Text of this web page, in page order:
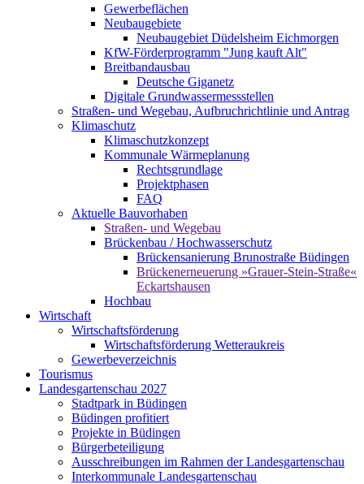
Gewerbeflächen
Neubaugebiete
Neubaugebiet Düdelsheim Eichmorgen
KfW-Förderprogramm "Jung kauft Alt"
Breitbandausbau
Deutsche Giganetz
Digitale Grundwassermessstellen
Straßen- und Wegebau, Aufbruchrichtlinie und Antrag
Klimaschutz
Klimaschutzkonzept
Kommunale Wärmeplanung
Rechtsgrundlage
Projektphasen
FAQ
Aktuelle Bauvorhaben
Straßen- und Wegebau
Brückenbau / Hochwasserschutz
Brückensanierung Brunostraße Büdingen
Brückenerneuerung »Grauer-Stein-Straße«
Eckartshausen
Hochbau
Wirtschaft
Wirtschaftsförderung
Wirtschaftsförderung Wetteraukreis
Gewerbeverzeichnis
Tourismus
Landesgartenschau 2027
Stadtpark in Büdingen
Büdingen profitiert
Projekte in Büdingen
Bürgerbeteiligung
Ausschreibungen im Rahmen der Landesgartenschau
Interkommunale Landesgartenschau